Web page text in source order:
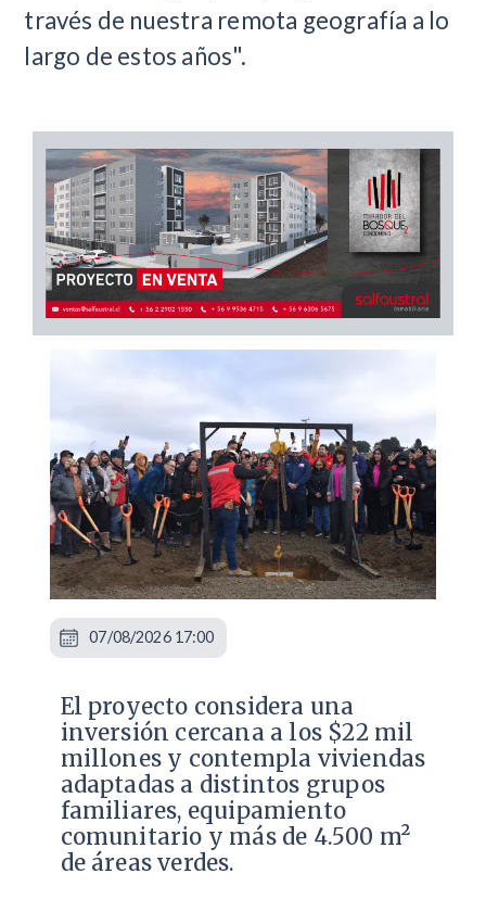
través de nuestra remota geografía a lo
largo de estos años".
El proyecto considera una
inversión cercana a los $22 mil
millones y contempla viviendas
adaptadas a distintos grupos
familiares, equipamiento
comunitario y más de 4.500 m²
de áreas verdes.
07/08/2026 17:00